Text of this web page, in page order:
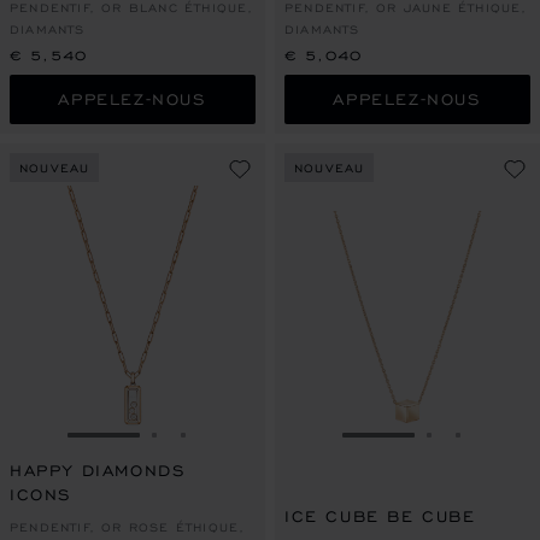
PENDENTIF, OR BLANC ÉTHIQUE,
DIAMANTS
€ 5,540
APPELEZ-NOUS
PENDENTIF, OR JAUNE ÉTHIQUE,
DIAMANTS
€ 5,040
APPELEZ-NOUS
NOUVEAU
ALLER À LA DIAPOSITIVE 1
ALLER À LA DIAPOSITIVE 2
ALLER À LA DIAPOSITIVE 3
HAPPY DIAMONDS
ICONS
PENDENTIF, OR ROSE ÉTHIQUE,
NOUVEAU
ALLER À LA
ICE CUBE BE CUBE